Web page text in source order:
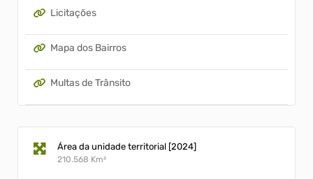
Licitações
Mapa dos Bairros
Multas de Trânsito
REGIN
Área da unidade territorial [2024]
210.568 Km²